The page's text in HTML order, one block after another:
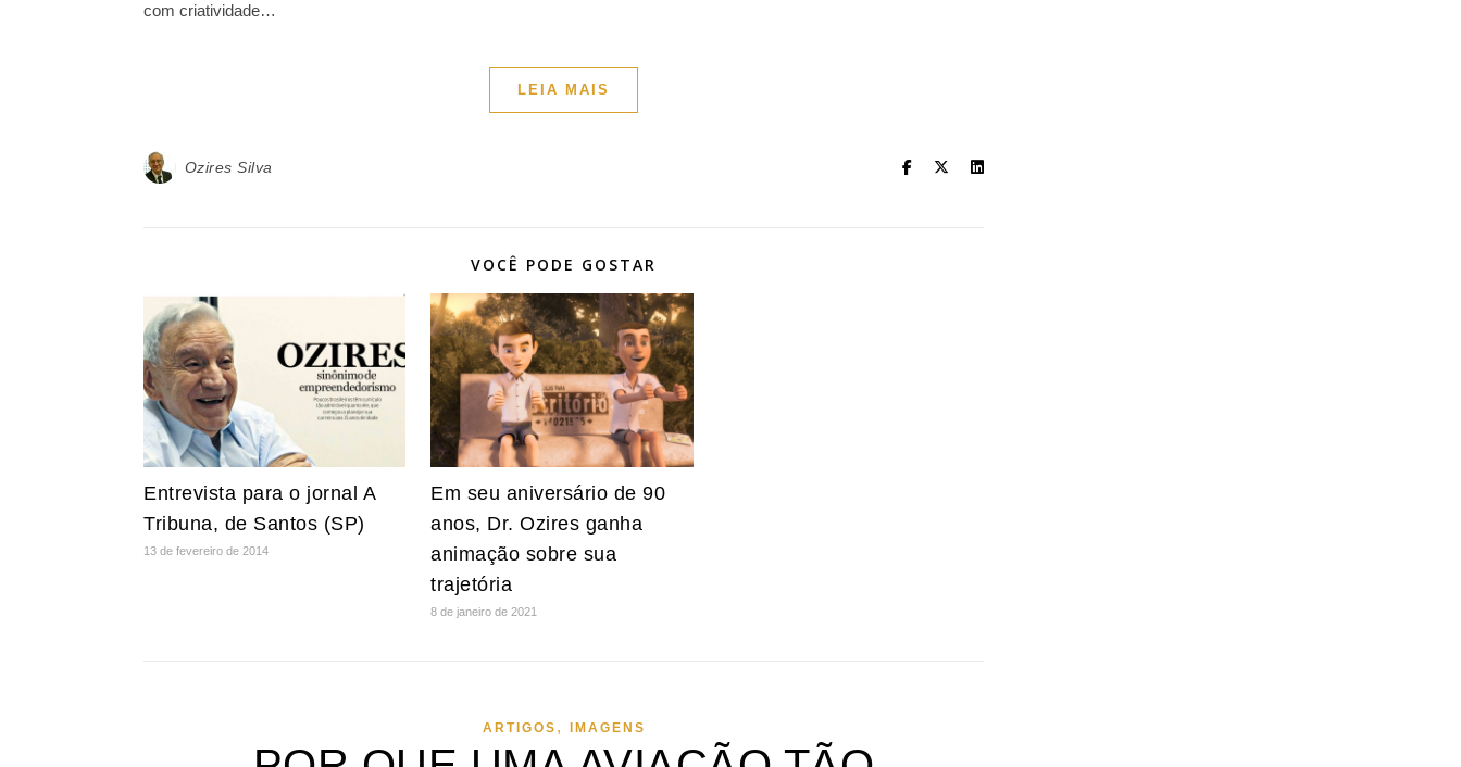
com criatividade…
LEIA MAIS
Ozires Silva
VOCÊ PODE GOSTAR
Entrevista para o jornal A
Tribuna, de Santos (SP)
13 de fevereiro de 2014
Em seu aniversário de 90
anos, Dr. Ozires ganha
animação sobre sua
trajetória
8 de janeiro de 2021
ARTIGOS , IMAGENS